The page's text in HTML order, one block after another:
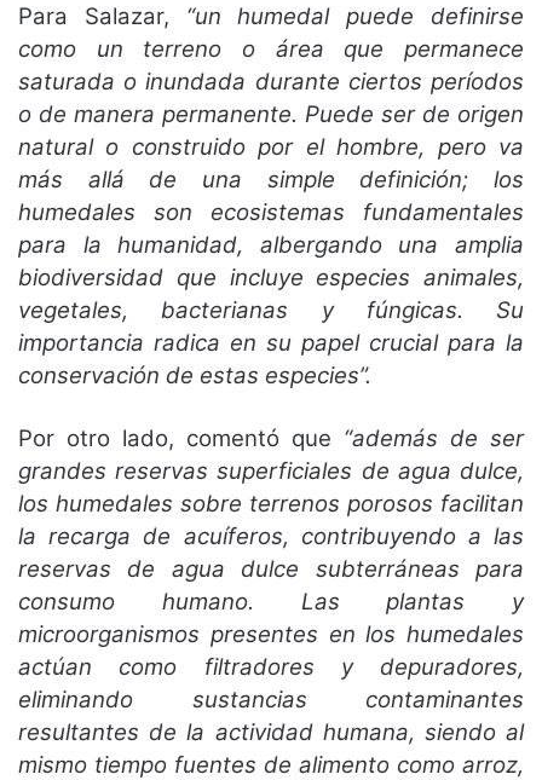
Para Salazar, “un humedal puede definirse
como un terreno o área que permanece
saturada o inundada durante ciertos períodos
o de manera permanente. Puede ser de origen
natural o construido por el hombre, pero va
más allá de una simple definición; los
humedales son ecosistemas fundamentales
para la humanidad, albergando una amplia
biodiversidad que incluye especies animales,
vegetales, bacterianas y fúngicas. Su
importancia radica en su papel crucial para la
conservación de estas especies”.
Por otro lado, comentó que “además de ser
grandes reservas superficiales de agua dulce,
los humedales sobre terrenos porosos facilitan
la recarga de acuíferos, contribuyendo a las
reservas de agua dulce subterráneas para
consumo humano. Las plantas y
microorganismos presentes en los humedales
actúan como filtradores y depuradores,
eliminando sustancias contaminantes
resultantes de la actividad humana, siendo al
mismo tiempo fuentes de alimento como arroz,